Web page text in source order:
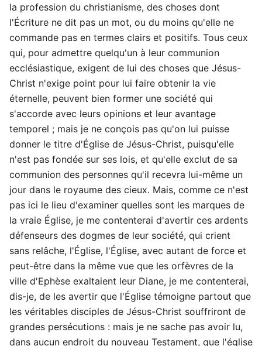
la profession du christianisme, des choses dont
l'Écriture ne dit pas un mot, ou du moins qu'elle ne
commande pas en termes clairs et positifs. Tous ceux
qui, pour admettre quelqu'un à leur communion
ecclésiastique, exigent de lui des choses que Jésus-
Christ n'exige point pour lui faire obtenir la vie
éternelle, peuvent bien former une société qui
s'accorde avec leurs opinions et leur avantage
temporel ; mais je ne conçois pas qu'on lui puisse
donner le titre d'Église de Jésus-Christ, puisqu'elle
n'est pas fondée sur ses lois, et qu'elle exclut de sa
communion des personnes qu'il recevra lui-même un
jour dans le royaume des cieux. Mais, comme ce n'est
pas ici le lieu d'examiner quelles sont les marques de
la vraie Église, je me contenterai d'avertir ces ardents
défenseurs des dogmes de leur société, qui crient
sans relâche, l'Église, l'Église, avec autant de force et
peut-être dans la même vue que les orfèvres de la
ville d'Ephèse exaltaient leur Diane, je me contenterai,
dis-je, de les avertir que l'Église témoigne partout que
les véritables disciples de Jésus-Christ souffriront de
grandes persécutions : mais je ne sache pas avoir lu,
dans aucun endroit du nouveau Testament, que l'église